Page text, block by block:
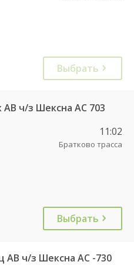
Выбрать
ч/з Шексна АС 703
11:02
Братково трасса
Выбрать
АВ ч/з Шексна АC -730